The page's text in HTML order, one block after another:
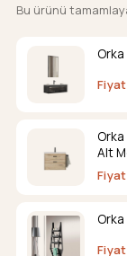
Bu ürünü
Orka
Alt